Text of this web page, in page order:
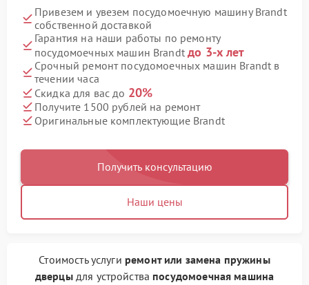
Привезем и увезем посудомоечную машину Brandt
собственной доставкой
Гарантия на наши работы по ремонту
посудомоечных машин Brandtдо 3-х лет
Срочный ремонт посудомоечных машин Brandt в
течении часа
Скидка для вас до 20%
Получите 1500 рублей на ремонт
Оригинальные комплектующие Brandt
Получить консультацию
Наши цены
Стоимость услуги ремонт или замена пружины
дверцыдля устройства посудомоечная машина